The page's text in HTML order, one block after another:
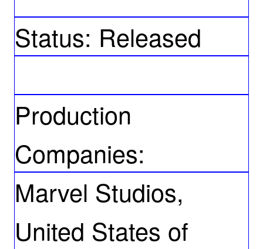
Status: Released
Production
Companies:
Marvel Studios,
United States of